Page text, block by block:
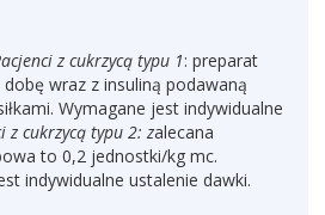
z cukrzycą typu 1: preparat
wraz z insuliną podawaną
Wymagane jest indywidualne
z cukrzycą typu 2: zalecana
to 0,2 jednostki/kg mc.
indywidualne ustalenie dawki.